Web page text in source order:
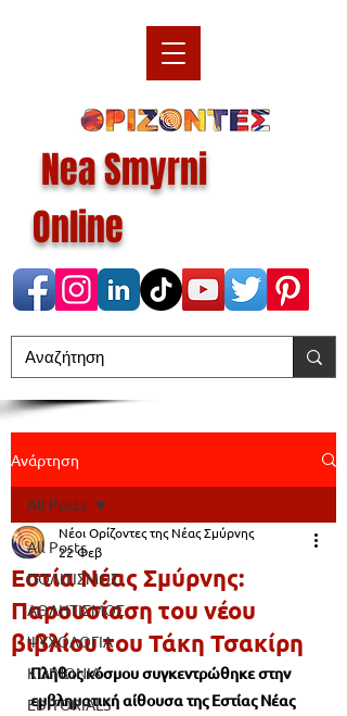
Nea Smyrni
Online
Ανάρτηση
All Posts
ΠΟΛΙΤΙΣΜΟΣ
ΑΘΛΗΤΙΣΜΟΣ
ΨΥΧΟΛΟΓΙΑ
ΚΟΙΝΩΝΙΑ
EDITORIALS
All Posts
Εστία Νέας Σμύρνης:
Παρουσίαση του νέου
βιβλίου του Τάκη Τσακίρη
Νέοι Ορίζοντες της Νέας Σμύρνης
22 Φεβ
Πλήθος κόσμου συγκεντρώθηκε στην
εμβληματική αίθουσα της Εστίας Νέας